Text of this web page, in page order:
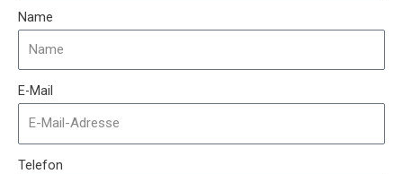
Name
E-Mail
Telefon